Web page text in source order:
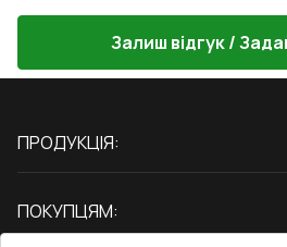
Залиш відгук /
ПРОДУКЦІЯ:
Двері
ПОКУПЦЯМ: